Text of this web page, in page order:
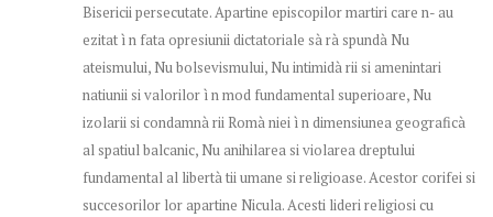
Bisericii persecutate. Apartine episcopilor martiri care n- au
ezitat ì n fata opresiunii dictatoriale sà rà spundà Nu
ateismului, Nu bolsevismului, Nu intimidà rii si amenintari
natiunii si valorilor ì n mod fundamental superioare, Nu
izolarii si condamnà rii Romà niei ì n dimensiunea geograficà
al spatiul balcanic, Nu anihilarea si violarea dreptului
fundamental al libertà tii umane si religioase. Acestor corifei si
succesorilor lor apartine Nicula. Acesti lideri religiosi cu